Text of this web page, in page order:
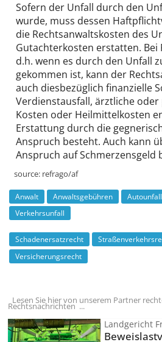
Sofern der Unfall durch den
wurde, muss dessen
die Rechtsanwaltskosten des
Gutachterkosten erstatten. Bei
d.h. wenn es durch den Unfall
gekommen ist, kann der
auch diesbezüglich finanzielle
Verdienstausfall, ärztliche
Kosten oder Heilmittelkosten
Erstattung durch die
Anspruch besteht. Auch kann
Anspruch auf Schmerzensgeld
source: refrago/af
Anwalt Anwaltsgebühren Autounfall
Verkehrsunfall
Schadenersatzrecht
Versicherungsrecht
Lesen Sie hier von unserem Partner
Rechtsnachrichten ...
Landgericht